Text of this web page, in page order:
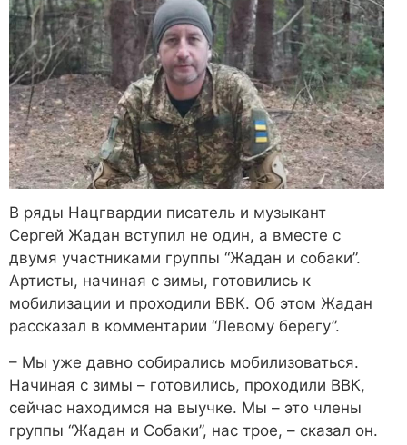
В ряды Нацгвардии писатель и музыкант
Сергей Жадан вступил не один, а вместе с
двумя участниками группы “Жадан и собаки”.
Артисты, начиная с зимы, готовились к
мобилизации и проходили ВВК. Об этом Жадан
рассказал в комментарии “Левому берегу”.
– Мы уже давно собирались мобилизоваться.
Начиная с зимы – готовились, проходили ВВК,
сейчас находимся на выучке. Мы – это члены
группы “Жадан и Собаки”, нас трое, – сказал он.